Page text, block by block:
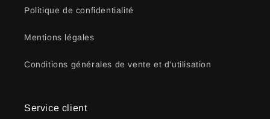
Politique de confidentialité
Mentions légales
Conditions générales de vente et d'utilisation
Service client